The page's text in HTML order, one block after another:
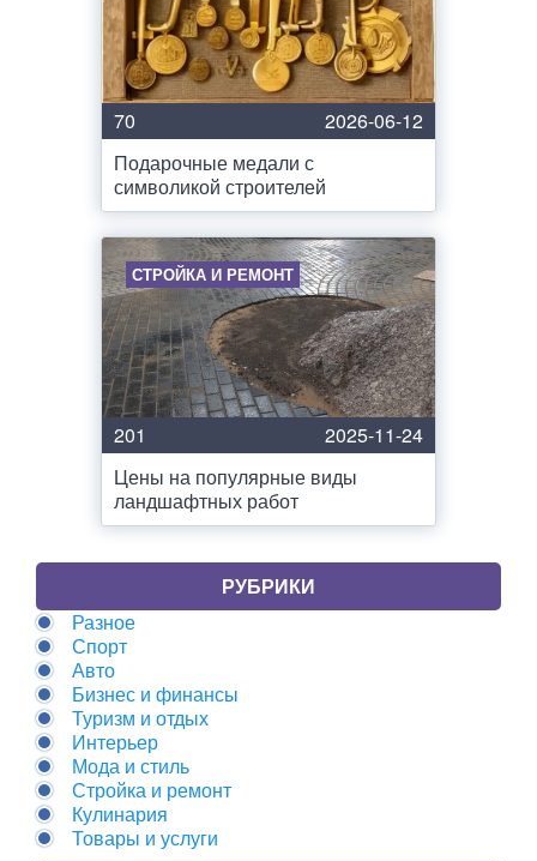
70
2026-06-12
Подарочные медали с
символикой строителей
СТРОЙКА И РЕМОНТ
201
2025-11-24
Цены на популярные виды
ландшафтных работ
РУБРИКИ
Разное
Спорт
Авто
Бизнес и финансы
Туризм и отдых
Интерьер
Мода и стиль
Стройка и ремонт
Кулинария
Товары и услуги